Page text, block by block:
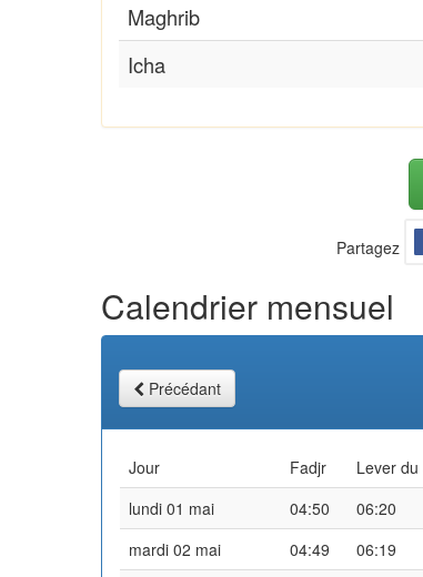
Maghrib
Icha
Partagez
Calendrier mensuel
Précédant
Jour Fadjr Lever du
lundi 01 mai
04:50 06:20
mardi 02 mai
04:49 06:19